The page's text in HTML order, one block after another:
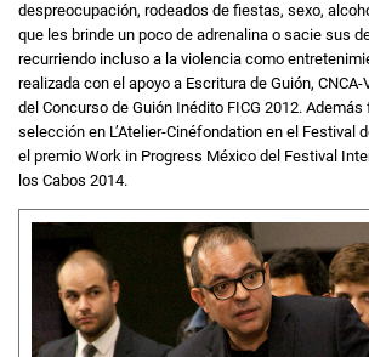
despreocupación, rodeados de fiestas, sexo,
que les brinde un poco de adrenalina o sacie sus
recurriendo incluso a la violencia como
realizada con el apoyo a Escritura de Guión,
del Concurso de Guión Inédito FICG 2012.
selección en L’Atelier-Cinéfondation en el Festival
el premio Work in Progress México del Festival
los Cabos 2014.